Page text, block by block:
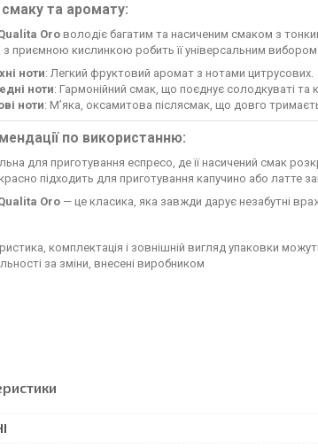
смаку та аромату:
Oro володіє багатим та насиченим смаком з
з приємною кислинкою робить її універсальним
ноти: Легкий фруктовий аромат з нотами цитрусових.
ноти: Гармонійний смак, що поєднує солодкуваті та
ноти: М’яка, оксамитова післясмак, що довго
по використанню:
для приготування еспресо, де її насичений смак
підходить для приготування капучино або латте
Oro — це класика, яка завжди дарує незабутні
комплектація і зовнішній вигляд упаковки
за зміни, внесені виробником